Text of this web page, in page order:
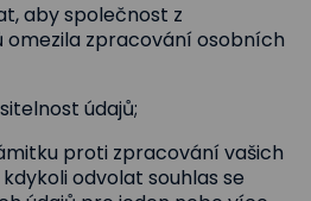
aby společnost z
zpracování osobních
údajů;
proti zpracování vašich
odvolat souhlas se